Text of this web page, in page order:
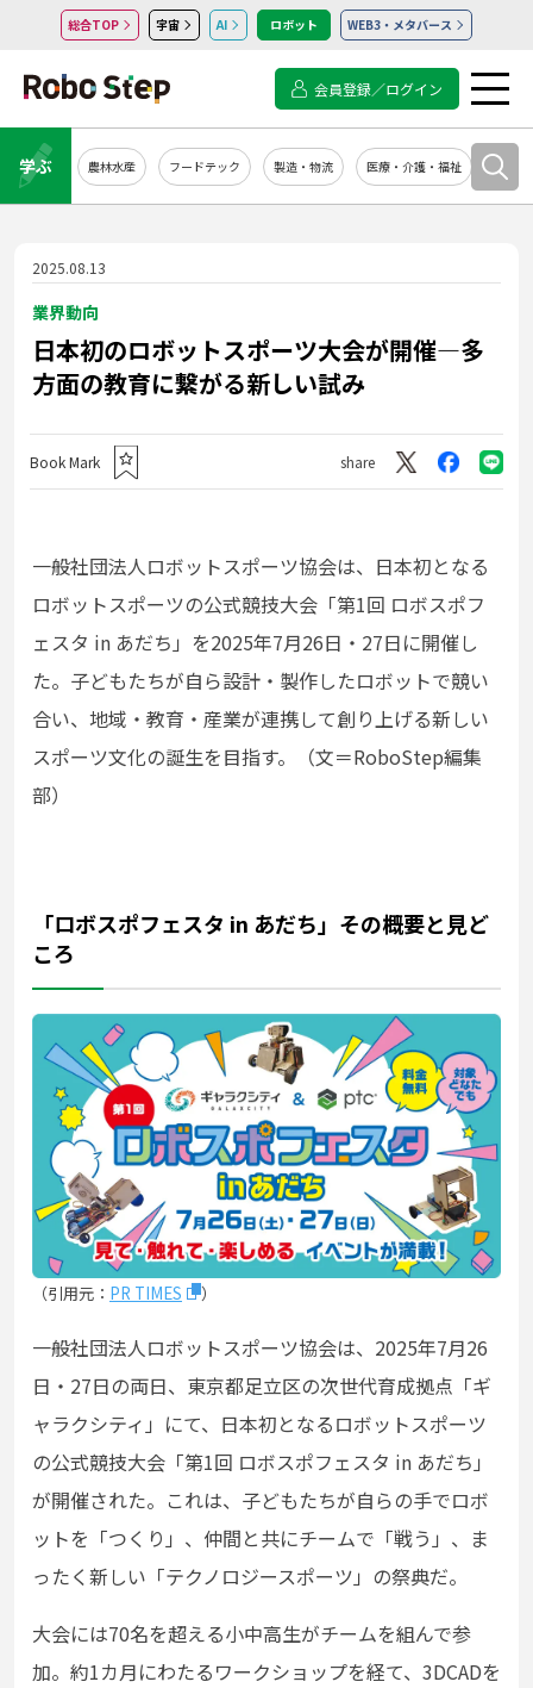
総合TOP 宇宙 AI ロボット WEB3・メタバース
会員登録／ログイン
学ぶ 農林水産 フードテック 製造・物流 医療・介護・福祉 シス
2025.08.13
業界動向
日本初のロボットスポーツ大会が開催―多
方面の教育に繋がる新しい試み
Book Mark share
一般社団法人ロボットスポーツ協会は、日本初となる
ロボットスポーツの公式競技大会「第1回 ロボスポフ
ェスタ in あだち」を2025年7月26日・27日に開催し
た。子どもたちが自ら設計・製作したロボットで競い
合い、地域・教育・産業が連携して創り上げる新しい
スポーツ文化の誕生を目指す。（文＝RoboStep編集
部）
「ロボスポフェスタ in あだち」その概要と見ど
ころ
（引用元： PR TIMES ）
一般社団法人ロボットスポーツ協会は、2025年7月26
日・27日の両日、東京都足立区の次世代育成拠点「ギ
ャラクシティ」にて、日本初となるロボットスポーツ
の公式競技大会「第1回 ロボスポフェスタ in あだち」
が開催された。これは、子どもたちが自らの手でロボ
ットを「つくり」、仲間と共にチームで「戦う」、ま
ったく新しい「テクノロジースポーツ」の祭典だ。
大会には70名を超える小中高生がチームを組んで参
加。約1カ月にわたるワークショップを経て、3DCADを